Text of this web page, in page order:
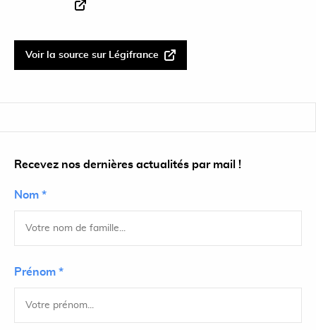
Voir la source sur Légifrance
Recevez nos dernières actualités par mail !
Nom *
Prénom *